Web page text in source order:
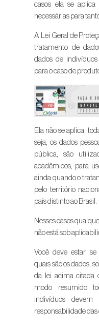
casos ela se aplica
necessárias para
A Lei Geral de
tratamento de
dados de
para o caso de
Ela não se aplica,
seja, os dados
pública, são
acadêmicos, para
ainda quando o
pelo território
país distinto ao Brasil.
Nesses casos
não está sob
Você deve estar
quais são os dados,
da lei acima citada
modo resumido
indivíduos
responsabilidade das